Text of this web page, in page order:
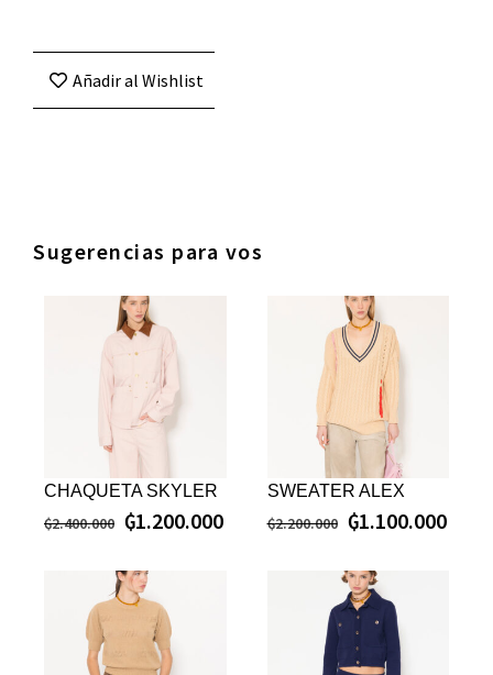
Añadir al Wishlist
Sugerencias para vos
CHAQUETA SKYLER
₲2.400.000 ₲1.200.000
SWEATER ALEX
₲2.200.000 ₲1.100.000